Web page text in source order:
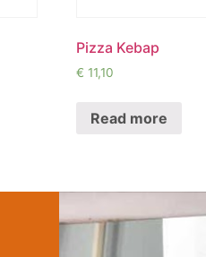
Pizza Kebap
€ 11,10
Read more